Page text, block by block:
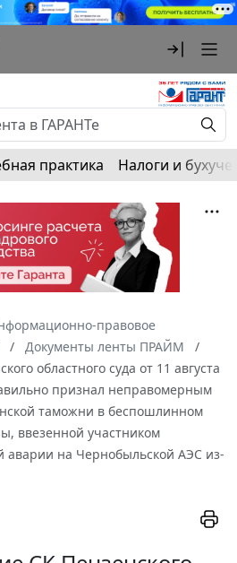
практика Налоги и
правовое
Документы ленты ПРАЙМ
областного суда от 11 августа
признал неправомерным
таможни в беспошлинном
ввезенной участником
аварии на Чернобыльской АЭС из-